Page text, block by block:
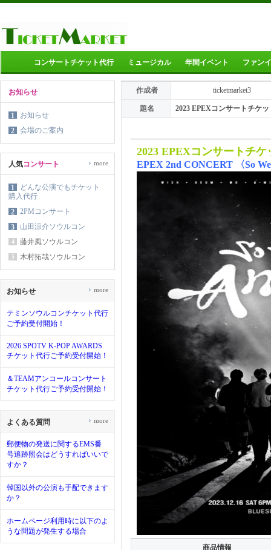
コンサートチケット代行 ミュージカル 年間イベント ファン
お知らせ
1
お知らせ
2
会場のご案内
人気コンサート
1
どんな公演でもチケット
購入代行
2
2PMコンサート
3
山田涼介ソウルコン
4 藤井風ソウルコン
5 木村拓哉ソウルコン
› more
お知らせ
テミンソウルコンチケット代行
ご予約受付開始！
2026 SPOTV K-POP AWARDS
チケット代行ご予約受付開始！
＆TEAMアンコールコンサート
チケット代行ご予約受付開始！
› more
よくある質問
郵便物の発送に関するEMS番
号追跡照会はどうすればいいで
すか？
韓国以外の公演も手配できます
か？
ホームページ利用時に以下のよ
うな問題が発生する場合
› more
作成者 ticketmarket3
題名 2023 EPEXコンサートチケ
2023 EPEXコンサートチケ
EPEX 2nd CONCERT 〈So
商品情報